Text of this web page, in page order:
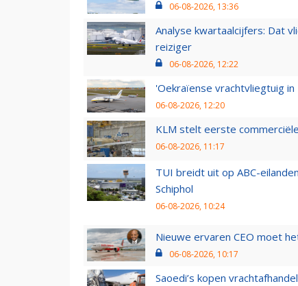
06-08-2026, 13:36
Analyse kwartaalcijfers: Dat
reiziger
06-08-2026, 12:22
'Oekraïense vrachtvliegtuig
06-08-2026, 12:20
KLM stelt eerste
06-08-2026, 11:17
TUI breidt uit op ABC-
Schiphol
06-08-2026, 10:24
Nieuwe ervaren CEO moet
06-08-2026, 10:17
Saoedi’s kopen